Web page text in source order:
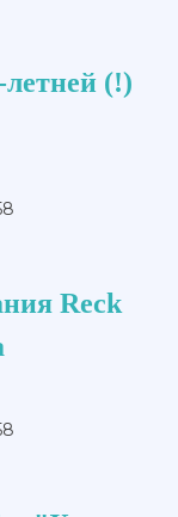
(!)
Reck